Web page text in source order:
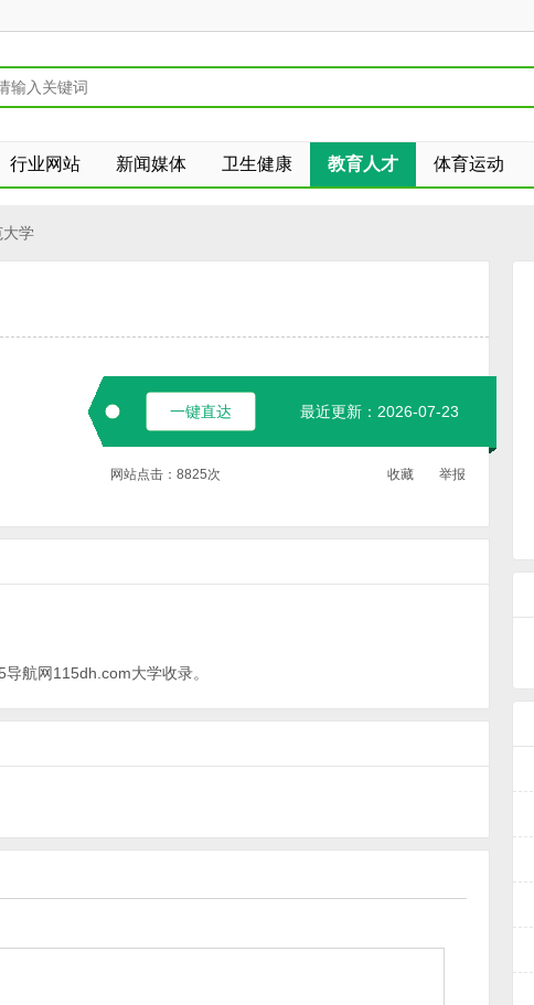
行业网站 新闻媒体 卫生健康 教育人才 体育运动
大学
一键直达 最近更新：2026-07-23
网站点击： 8825次 收藏 举报
导航网115dh.com大学收录。